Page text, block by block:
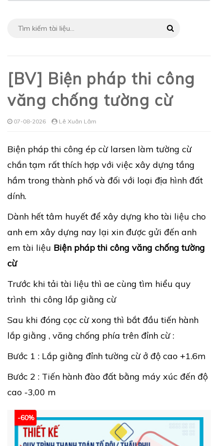
[BV] Biện pháp thi công
văng chống tường cừ
07-08-2026 Lê Xuân Lâm
Biện pháp thi công ép cừ larsen làm tường cừ
chắn tạm rất thích hợp với việc xây dựng tầng
hầm trong thành phố và đối với loại địa hình đất
dính.
Dành hết tâm huyết để xây dựng kho tài liệu cho
anh em xây dựng nay lại xin được gửi đến anh
em tài liệu Biện pháp thi công văng chống tường
cừ
Trước khi tải tài liệu thì ae cùng tìm hiểu quy
trình thi công lắp giằng cừ
Sau khi đóng cọc cừ xong thì bắt đầu tiến hành
lắp giằng , văng chống phía trên đỉnh cừ :
Bước 1 : Lắp giằng đỉnh tường cừ ở độ cao +1.6m
Bước 2 : Tiến hành đào đất bằng máy xúc đến độ
cao -3,00 m
-60%